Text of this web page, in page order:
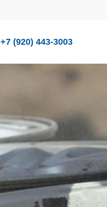
+7 (920) 443-3003